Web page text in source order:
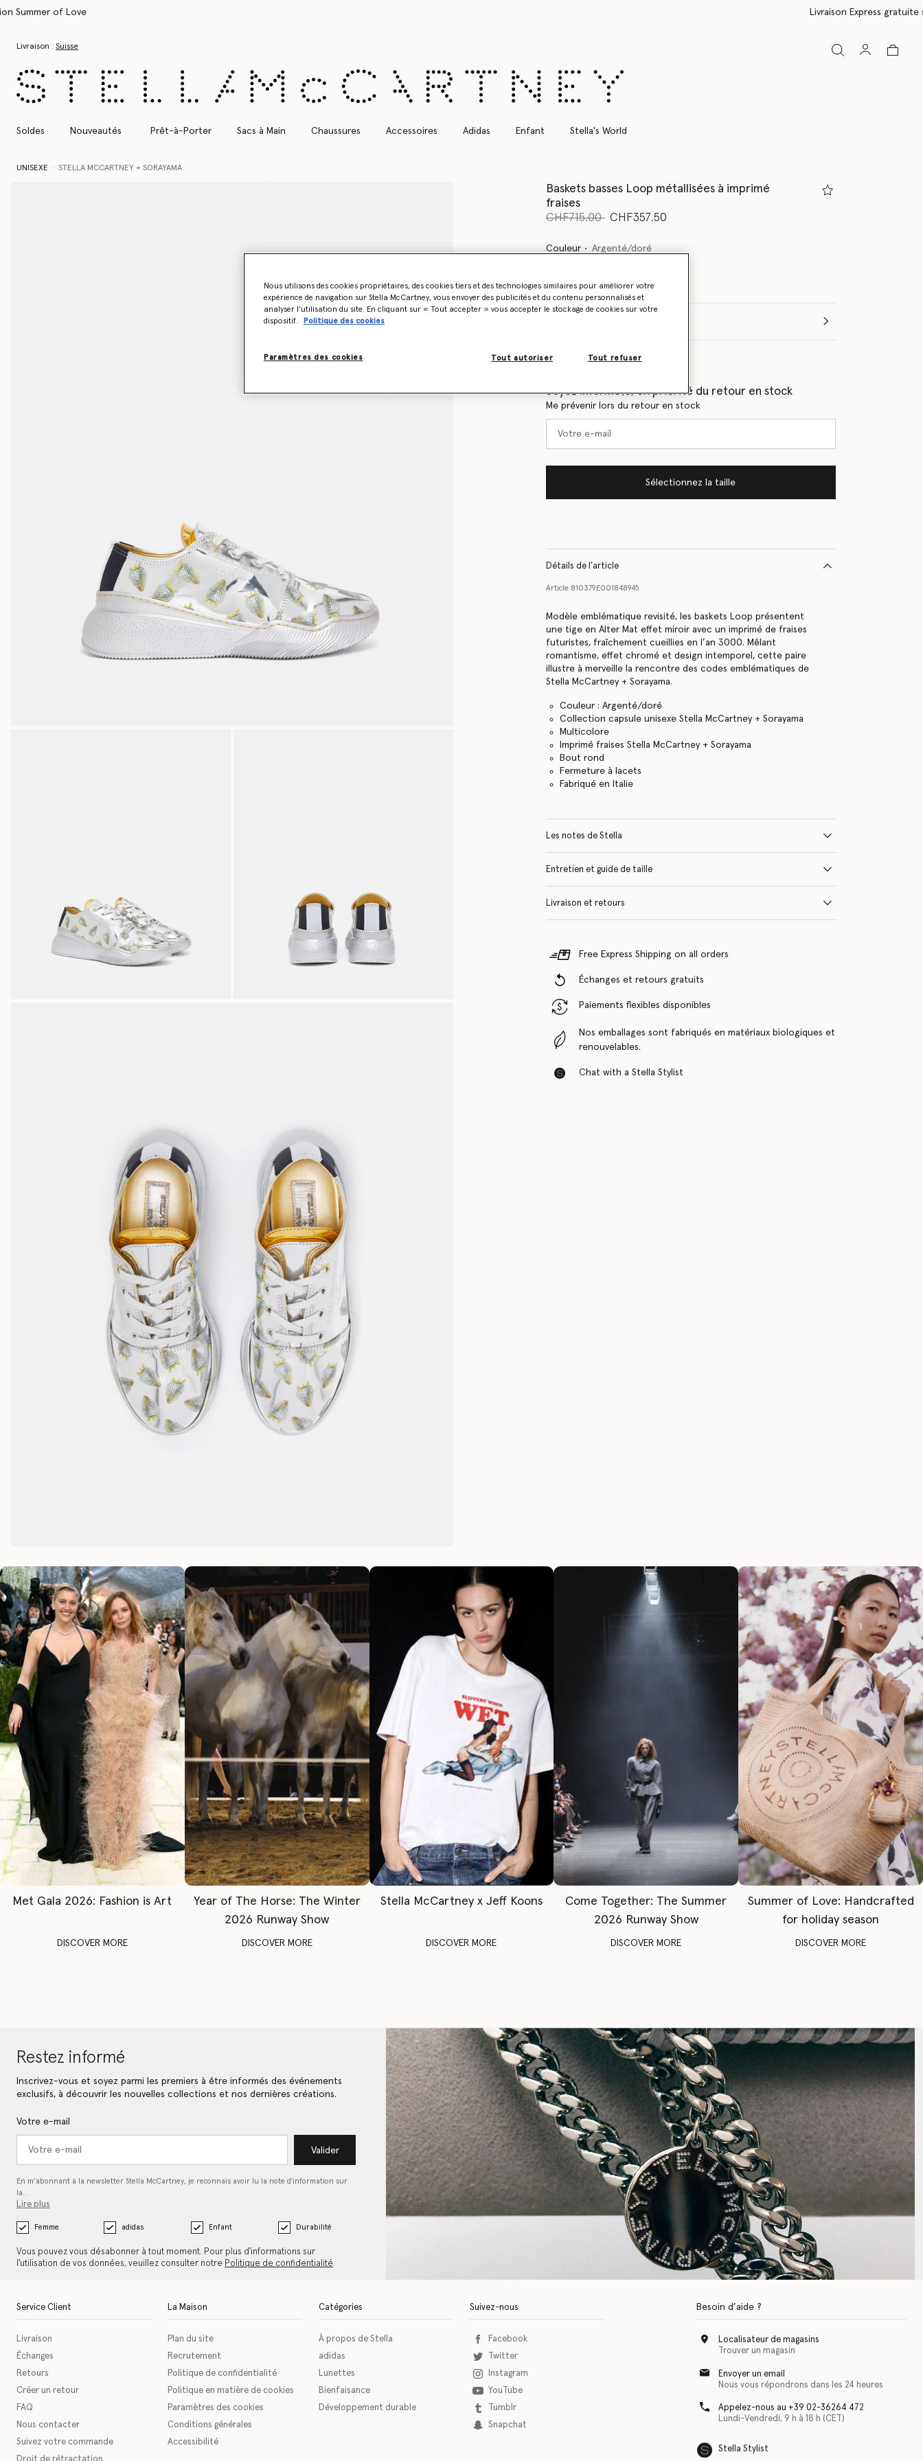
Livraison : Suisse
Soldes Nouveautés Prêt-à-Porter Sacs à Main Chaussures Accessoires Adidas Enfant Stella's World
UNISEXE STELLA MCCARTNEY + SORAYAMA
Baskets basses Loop métallisées à imprimé
fraises
Prix réduit à partir de
CHF715.00jusqu’à
CHF357.50
Couleur Argenté/doré
sélectionné
Tableau des tailles
Soyez informé(e) en priorité du retour en stock
Me prévenir lors du retour en stock
Sélectionnez la taille
Détails de l’article
Article 810379E001848945
Modèle emblématique revisité, les baskets Loop présentent
une tige en Alter Mat effet miroir avec un imprimé de fraises
futuristes, fraîchement cueillies en l’an 3000. Mêlant
romantisme, effet chromé et design intemporel, cette paire
illustre à merveille la rencontre des codes emblématiques de
Stella McCartney + Sorayama.
Couleur : Argenté/doré
Collection capsule unisexe Stella McCartney + Sorayama
Multicolore
Imprimé fraises Stella McCartney + Sorayama
Bout rond
Fermeture à lacets
Fabriqué en Italie
Les notes de Stella
Entretien et guide de taille
Livraison et retours
Free Express Shipping on all orders
Échanges et retours gratuits
Paiements flexibles disponibles
Nos emballages sont fabriqués en matériaux biologiques et
renouvelables.
Chat with a Stella Stylist
Met Gala 2026: Fashion is Art
DISCOVER MORE
Year of The Horse: The Winter
2026 Runway Show
DISCOVER MORE
Stella McCartney x Jeff Koons
DISCOVER MORE
Come Together: The Summer
2026 Runway Show
DISCOVER MORE
Summer of Love: Handcrafted
for holiday season
DISCOVER MORE
Restez informé
Inscrivez-vous et soyez parmi les premiers à être informés des événements
exclusifs, à découvrir les nouvelles collections et nos dernières créations.
Votre e-mail
Valider
En m’abonnant à la newsletter Stella McCartney, je reconnais avoir lu la note d'information sur
la…
Lire plus
Femme adidas Enfant Durabilité
Vous pouvez vous désabonner à tout moment. Pour plus d'informations sur
l'utilisation de vos données, veuillez consulter notre Politique de confidentialité.
Service Client
Livraison
Échanges
Retours
Créer un retour
FAQ
Nous contacter
Suivez votre commande
La Maison
Plan du site
Recrutement
Politique de confidentialité
Politique en matière de cookies
Paramètres des cookies
Conditions générales
Accessibilité
Catégories
À propos de Stella
adidas
Lunettes
Bienfaisance
Développement durable
Suivez-nous
Facebook
Twitter
Instagram
YouTube
Tumblr
Snapchat
Besoin d’aide ?
Localisateur de magasins
Trouver un magasin
Envoyer un email
Nous vous répondrons dans les 24 heures
Appelez-nous au +39 02-36264 472
Lundi-Vendredi, 9 h à 18 h (CET)
Stella Stylist
Nous utilisons des cookies propriétaires, des cookies tiers et des technologies similaires pour améliorer votre
expérience de navigation sur Stella McCartney, vous envoyer des publicités et du contenu personnalisés et
analyser l’utilisation du site. En cliquant sur « Tout accepter » vous accepter le stockage de cookies sur votre
dispositif.
Politique des cookies
Paramètres des cookies Tout refuser
Tout autoriser